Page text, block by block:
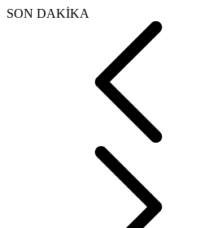
SON DAKİKA